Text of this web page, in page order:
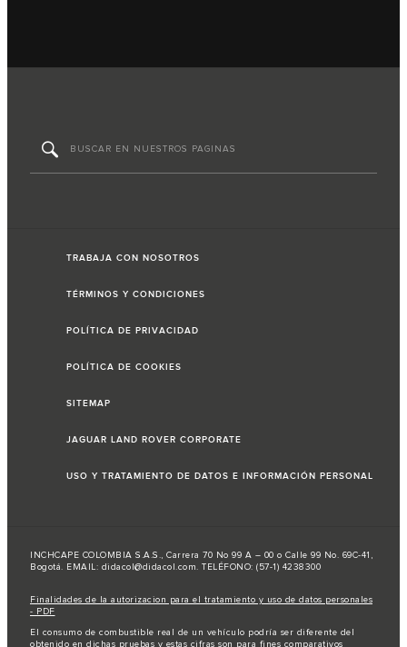
TRABAJA CON NOSOTROS
TÉRMINOS Y CONDICIONES
POLÍTICA DE PRIVACIDAD
POLÍTICA DE COOKIES
SITEMAP
JAGUAR LAND ROVER CORPORATE
USO Y TRATAMIENTO DE DATOS E INFORMACIÓN PERSONAL
INCHCAPE COLOMBIA S.A.S., Carrera 70 No 99 A – 00 o Calle 99 No. 69C-41,
Bogotá. EMAIL: didacol@didacol.com. TELÉFONO: (57-1) 4238300
Finalidades de la autorizacion para el tratamiento y uso de datos personales
- PDF
El consumo de combustible real de un vehículo podría ser diferente del
obtenido en dichas pruebas y estas cifras son para fines comparativos